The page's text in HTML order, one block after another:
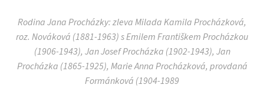
Rodina Jana Procházky: zleva Milada Kamila Procházková,
roz. Nováková (1881-1963) s Emilem Františkem Procházkou
(1906-1943), Jan Josef Procházka (1902-1943), Jan
Procházka (1865-1925), Marie Anna Procházková, provdaná
Formánková (1904-1989